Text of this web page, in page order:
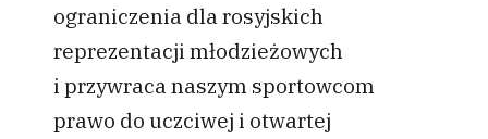
ograniczenia dla rosyjskich
reprezentacji młodzieżowych
i przywraca naszym sportowcom
prawo do uczciwej i otwartej